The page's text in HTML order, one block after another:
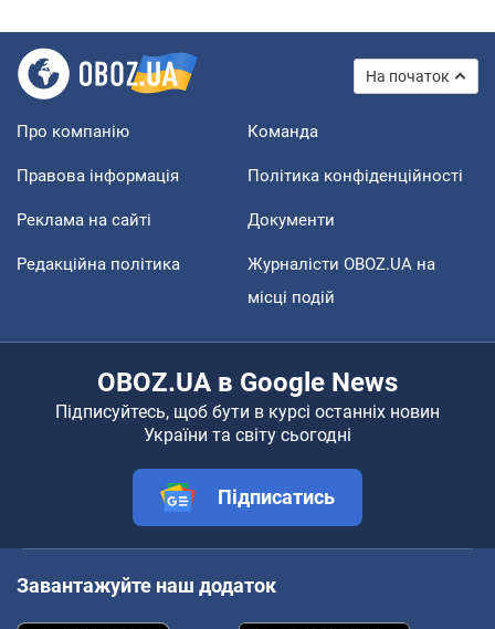
На початок
Про компанію Команда
Правова інформація Політика конфіденційності
Реклама на сайті Документи
Редакційна політика
Журналісти OBOZ.UA на
місці подій
OBOZ.UA в Google News
Підписуйтесь, щоб бути в курсі останніх новин
України та світу сьогодні
Підписатись
Завантажуйте наш додаток